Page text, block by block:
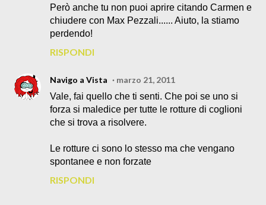
Però anche tu non puoi aprire citando Carmen e
chiudere con Max Pezzali...... Aiuto, la stiamo
perdendo!
RISPONDI
Navigo a Vista
marzo 21, 2011
Vale, fai quello che ti senti. Che poi se uno si
forza si maledice per tutte le rotture di coglioni
che si trova a risolvere.
Le rotture ci sono lo stesso ma che vengano
spontanee e non forzate
RISPONDI